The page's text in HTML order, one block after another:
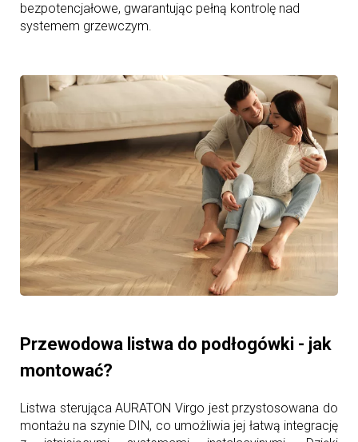
bezpotencjałowe, gwarantując pełną kontrolę nad
systemem grzewczym.
Przewodowa listwa do podłogówki - jak
montować?
Listwa sterująca AURATON Virgo jest przystosowana do
montażu na szynie DIN, co umożliwia jej łatwą integrację